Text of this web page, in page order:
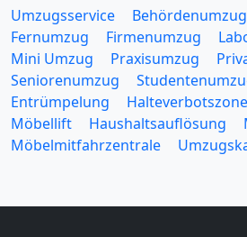
Umzugsservice Behördenumzug
Fernumzug
Firmenumzug
Mini Umzug
Praxisumzug
Seniorenumzug
Entrümpelung
Halteverbotszone
Möbellift
Haushaltsauflösung
Möbelmitfahrzentrale